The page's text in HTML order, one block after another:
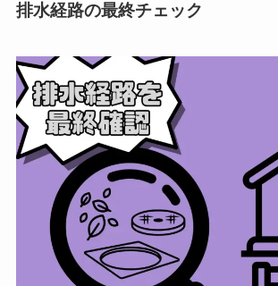
排水経路の最終チェック